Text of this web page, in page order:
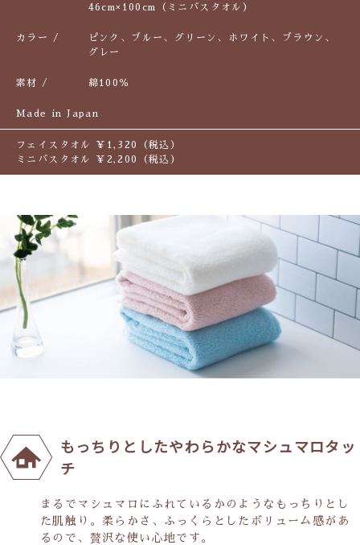
46cm×100cm（ミニバスタオル）
カラー
ピンク、ブルー、グリーン、ホワイト、ブラウン、
グレー
素材 綿100％
Made in Japan
フェイスタオル ￥1,320（税込）
ミニバスタオル ￥2,200（税込）
もっちりとしたやわらかなマシュマロタッ
チ
まるでマシュマロにふれているかのようなもっちりとし
た肌触り。柔らかさ、ふっくらとしたボリューム感があ
るので、贅沢な使い心地です。